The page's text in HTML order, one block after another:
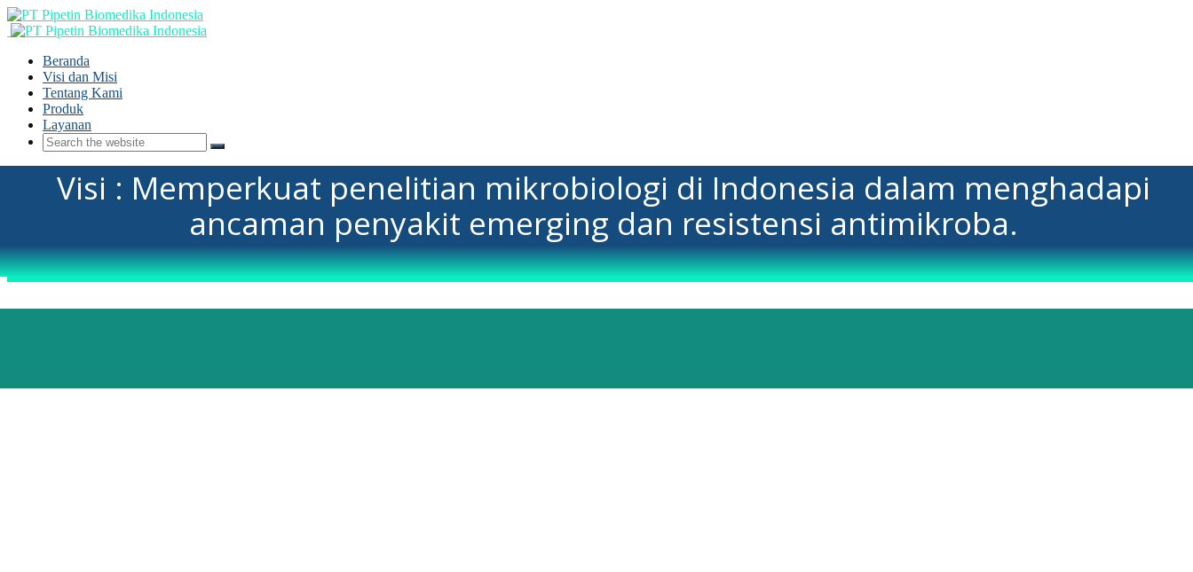
Beranda
Visi dan Misi
Tentang Kami
Produk
Layanan
Visi : Memperkuat penelitian mikrobiologi di Indonesia dalam menghadapi
ancaman penyakit emerging dan resistensi antimikroba.